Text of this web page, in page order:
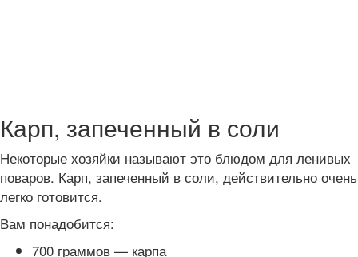
Карп, запеченный в соли
Некоторые хозяйки называют это блюдом для ленивых
поваров. Карп, запеченный в соли, действительно очень
легко готовится.
Вам понадобится:
700 граммов — карпа